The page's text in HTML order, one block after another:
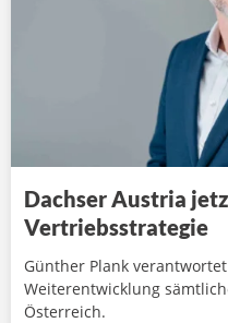
Dachser Austria
Vertriebsstrategie
Günther Plank
Weiterentwicklung
Österreich.